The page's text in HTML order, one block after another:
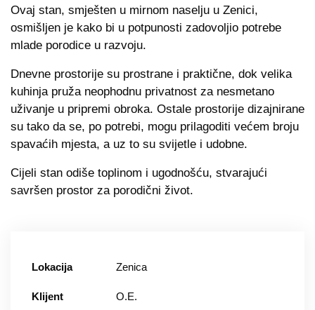
Ovaj stan, smješten u mirnom naselju u Zenici,
osmišljen je kako bi u potpunosti zadovoljio potrebe
mlade porodice u razvoju.
Dnevne prostorije su prostrane i praktične, dok velika
kuhinja pruža neophodnu privatnost za nesmetano
uživanje u pripremi obroka. Ostale prostorije dizajnirane
su tako da se, po potrebi, mogu prilagoditi većem broju
spavaćih mjesta, a uz to su svijetle i udobne.
Cijeli stan odiše toplinom i ugodnošću, stvarajući
savršen prostor za porodični život.
Lokacija Zenica
Klijent O.E.